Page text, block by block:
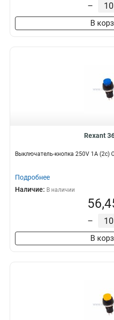
–
В
Rexant
Выключатель-кнопка 250V 1А (2с)
Подробнее
Наличие: В наличии
–
В